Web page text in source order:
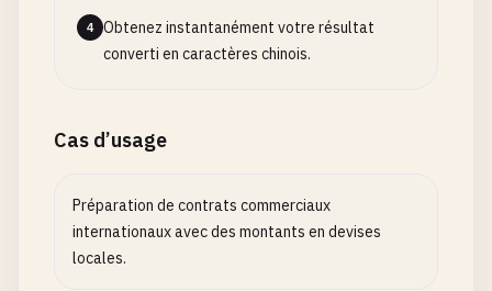
4
Obtenez instantanément votre résultat
converti en caractères chinois.
Cas d’usage
Préparation de contrats commerciaux
internationaux avec des montants en devises
locales.